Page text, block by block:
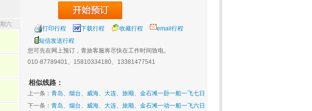
六
打印行程 下载行程 收藏行程
email行程
短信发送行程
您可先在网上预订，青旅客服将尽快在工作时间致电。
010-87789401、15810334180、13381477541
相似线路：
上一条： 青岛、烟台、威海、大连、旅顺、金石滩一卧一船一飞七日
下一条： 青岛、烟台、威海、大连、旅顺、金石滩一动一船一飞六日